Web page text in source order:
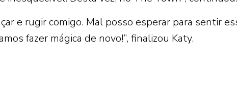
e rugir comigo. Mal posso esperar para sentir
fazer mágica de novo!”, finalizou Katy.